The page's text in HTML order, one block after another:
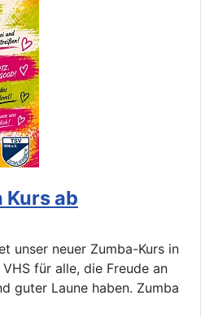
Kurs ab
unser neuer Zumba-Kurs in
für alle, die Freude an
guter Laune haben. Zumba